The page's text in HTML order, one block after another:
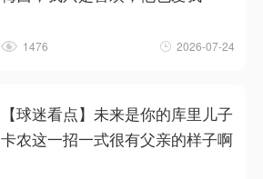
1476 2026-07-24
【球迷看点】未来是你的库里儿子
卡农这一招一式很有父亲的样子啊